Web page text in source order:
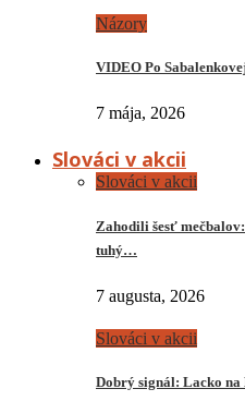
Názory
VIDEO Po
7 mája, 2026
Slováci v akcii
Slováci v akcii
Zahodili šesť
tuhý…
7 augusta, 2026
Slováci v akcii
Dobrý signál: Lacko